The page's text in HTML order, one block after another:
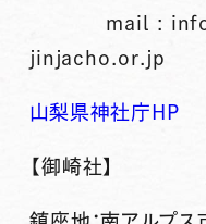
mail :
jinjacho.or.jp
山梨県神社庁HP
【御崎社】